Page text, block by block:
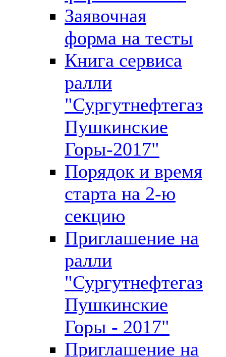
Заявочная
форма на тесты
Книга сервиса
ралли
"Сургутнефтегаз
Пушкинские
Горы-2017"
Порядок и время
старта на 2-ю
секцию
Приглашение на
ралли
"Сургутнефтегаз
Пушкинские
Горы - 2017"
Приглашение на